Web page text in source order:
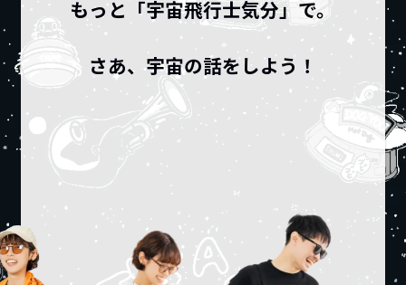
もっと「宇宙飛行士気分」で。
さあ、宇宙の話をしよう！